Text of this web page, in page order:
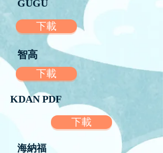
GUGU
下載
智高
下載
KDAN PDF
下載
海納福